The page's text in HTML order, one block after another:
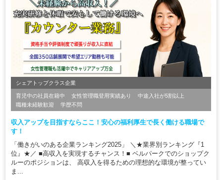
シェアトップクラス企業
育児中の社員在籍中 女性管理職登用実績あり
中途入社が5割以上
職種未経験歓迎
学歴不問
収入アップを目指すならここ！安心の福利厚生で長く働ける職場で
す！
「働きがいのある企業ランキング2025」 ＼★業界別ランキング『1
位』★／ ■高収入を実現するチャンス！■ ベルパークでのショップク
ルーのポジションは、 高収入を得るための理想的な環境が整ってい
ま...